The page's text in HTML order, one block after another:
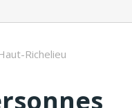
Richelieu